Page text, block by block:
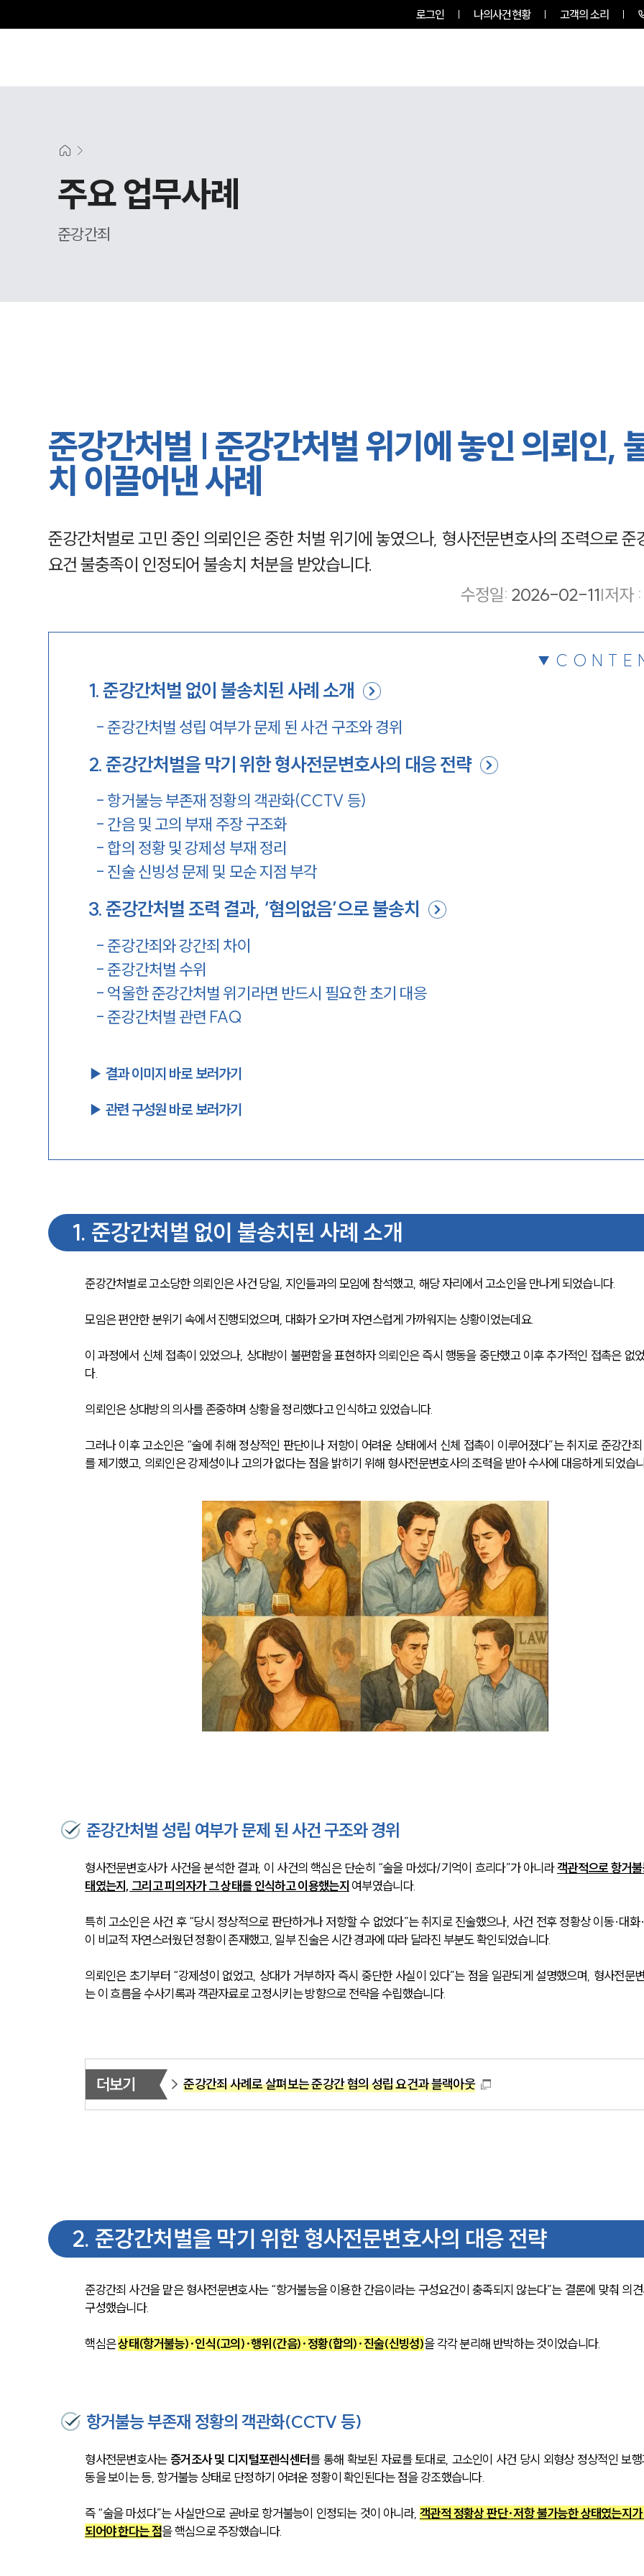
로그인 나의사건현황 고객의 소리
주요 업무사례
준강간죄
준강간처벌 | 준강간처벌 위기에 놓인 의뢰인,
치 이끌어낸 사례
준강간처벌로 고민 중인 의뢰인은 중한 처벌 위기에 놓였으나, 형사전문변호사의 조력으로 준
요건 불충족이 인정되어 불송치 처분을 받았습니다.
수정일: 2026-02-11|저자 :
1.준강간처벌 없이 불송치된 사례 소개
-준강간처벌 성립 여부가 문제 된 사건 구조와 경위
2.준강간처벌을 막기 위한 형사전문변호사의 대응 전략
- 항거불능 부존재 정황의 객관화(CCTV 등)
- 간음 및 고의 부재 주장 구조화
- 합의 정황 및 강제성 부재 정리
- 진술 신빙성 문제 및 모순 지점 부각
3.준강간처벌 조력 결과, ‘혐의없음’으로 불송치
-준강간죄와 강간죄 차이
-준강간처벌 수위
- 억울한 준강간처벌 위기라면 반드시 필요한 초기 대응
-준강간처벌 관련 FAQ
▶︎ 결과 이미지 바로 보러가기
▶︎ 관련 구성원 바로 보러가기
1. 준강간처벌 없이 불송치된 사례 소개
준강간처벌로 고소당한 의뢰인은 사건 당일, 지인들과의 모임에 참석했고, 해당 자리에서 고소인을 만나게 되었습니다.
모임은 편안한 분위기 속에서 진행되었으며, 대화가 오가며 자연스럽게 가까워지는 상황이었는데요.
이 과정에서 신체 접촉이 있었으나, 상대방이 불편함을 표현하자 의뢰인은 즉시 행동을 중단했고 이후 추가적인 접촉은 없
다.
의뢰인은 상대방의 의사를 존중하며 상황을 정리했다고 인식하고 있었습니다.
그러나 이후 고소인은 “술에 취해 정상적인 판단이나 저항이 어려운 상태에서 신체 접촉이 이루어졌다”는 취지로 준강간
를 제기했고, 의뢰인은 강제성이나 고의가 없다는 점을 밝히기 위해 형사전문변호사의 조력을 받아 수사에 대응하게 되었습
준강간처벌 성립 여부가 문제 된 사건 구조와 경위
형사전문변호사가 사건을 분석한 결과, 이 사건의 핵심은 단순히 “술을 마셨다/기억이 흐리다”가 아니라 객관적으로 항거
태였는지, 그리고 피의자가 그 상태를 인식하고 이용했는지 여부였습니다.
특히 고소인은 사건 후 “당시 정상적으로 판단하거나 저항할 수 없었다”는 취지로 진술했으나, 사건 전후 정황상 이동·대화
이 비교적 자연스러웠던 정황이 존재했고, 일부 진술은 시간 경과에 따라 달라진 부분도 확인되었습니다.
의뢰인은 초기부터 “강제성이 없었고, 상대가 거부하자 즉시 중단한 사실이 있다”는 점을 일관되게 설명했으며, 형사전문
는 이 흐름을 수사기록과 객관자료로 고정시키는 방향으로 전략을 수립했습니다.
더보기 준강간죄 사례로 살펴보는 준강간 혐의 성립 요건과 블랙아웃
2. 준강간처벌을 막기 위한 형사전문변호사의 대응 전략
준강간죄 사건을 맡은 형사전문변호사는 “항거불능을 이용한 간음이라는 구성요건이 충족되지 않는다”는 결론에 맞춰 의
구성했습니다.
핵심은 상태(항거불능)·인식(고의)·행위(간음)·정황(합의)·진술(신빙성)을 각각 분리해 반박하는 것이었습니다.
항거불능 부존재 정황의 객관화(CCTV 등)
형사전문변호사는 증거조사 및 디지털포렌식센터를 통해 확보된 자료를 토대로, 고소인이 사건 당시 외형상 정상적인 보행
동을 보이는 등, 항거불능 상태로 단정하기 어려운 정황이 확인된다는 점을 강조했습니다.
즉 “술을 마셨다”는 사실만으로 곧바로 항거불능이 인정되는 것이 아니라, 객관적 정황상 판단·저항 불가능한 상태였는지
되어야 한다는 점을 핵심으로 주장했습니다.